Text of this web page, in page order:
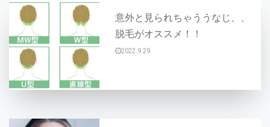
意外と見られちゃううなじ、、
脱毛がオススメ！！
2022.9.29